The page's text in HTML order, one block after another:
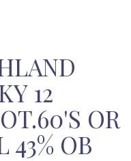
12
OR
43% OB